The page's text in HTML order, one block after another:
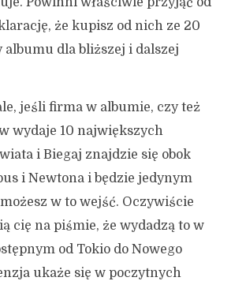
że kupisz od nich ze 20
albumu dla bliższej i dalszej
jeśli firma w albumie, czy też
wydaje 10 największych
i Biegaj znajdzie się obok
i Newtona i będzie jedynym
w to wejść. Oczywiście
cię na piśmie, że wydadzą to w
od Tokio do Nowego
ukaże się w poczytnych